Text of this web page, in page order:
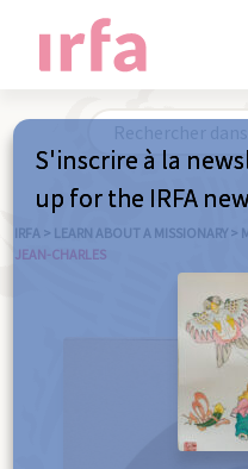
IRFA > LEARN ABOUT A MISSIONARY >
JEAN-CHARLES
S'inscrire à la
up for the IRFA